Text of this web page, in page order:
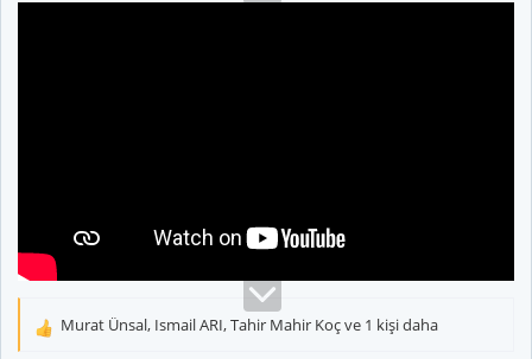
T
Murat Ünsal, Ismail ARI,Tahir Mahir Koçve 1 kişi daha